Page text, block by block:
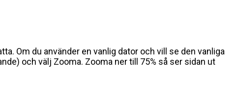
Om du använder en vanlig dator och vill se den vanliga
och välj Zooma. Zooma ner till 75% så ser sidan ut